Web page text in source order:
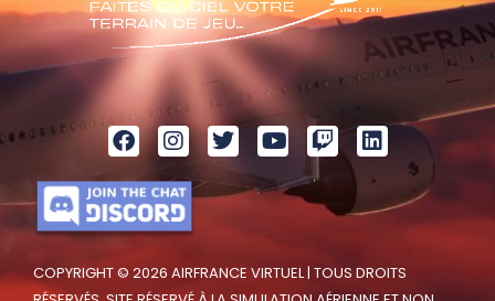
COPYRIGHT © 2026 AIRFRANCE VIRTUEL | TOUS DROITS